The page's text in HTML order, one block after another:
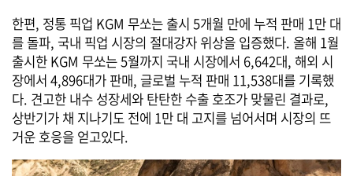
한편, 정통 픽업 KGM 무쏘는 출시 5개월 만에 누적 판매 1만 대
를 돌파, 국내 픽업 시장의 절대강자 위상을 입증했다. 올해 1월
출시한 KGM 무쏘는 5월까지 국내 시장에서 6,642대, 해외 시
장에서 4,896대가 판매, 글로벌 누적 판매 11,538대를 기록했
다. 견고한 내수 성장세와 탄탄한 수출 호조가 맞물린 결과로,
상반기가 채 지나기도 전에 1만 대 고지를 넘어서며 시장의 뜨
거운 호응을 얻고있다.